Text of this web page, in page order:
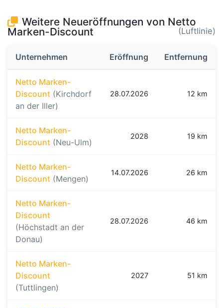
Weitere Neueröffnungen von Netto
Marken-Discount
(Luftlinie)
Unternehmen Eröffnung Entfernung
Netto Marken-
Discount (Kirchdorf
an der Iller)
28.07.2026 12 km
Netto Marken-
Discount (Neu-Ulm)
2028 19 km
Netto Marken-
Discount (Mengen)
14.07.2026 26 km
Netto Marken-
Discount
(Höchstadt an der
Donau)
28.07.2026 46 km
Netto Marken-
Discount
(Tuttlingen)
2027 51 km